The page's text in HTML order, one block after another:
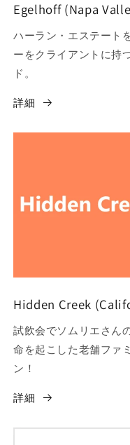
Egelhoff (Napa
ハーラン・エステート
ーをクライアントに持
ド。
詳細
Hidden Creek
試飲会でソムリエさん
命を起こした老舗ファ
ン！
詳細